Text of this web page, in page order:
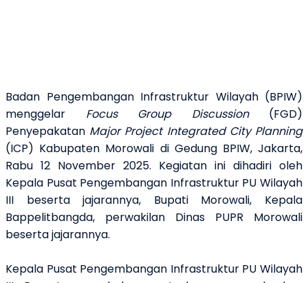
Badan Pengembangan Infrastruktur Wilayah (BPIW)
menggelar Focus Group Discussion(FGD)
Penyepakatan Major Project Integrated City Planning
(ICP) Kabupaten Morowali di Gedung BPIW, Jakarta,
Rabu 12 November 2025. Kegiatan ini dihadiri oleh
Kepala Pusat Pengembangan Infrastruktur PU Wilayah
III beserta jajarannya, Bupati Morowali, Kepala
Bappelitbangda, perwakilan Dinas PUPR Morowali
beserta jajarannya.
Kepala Pusat Pengembangan Infrastruktur PU Wilayah